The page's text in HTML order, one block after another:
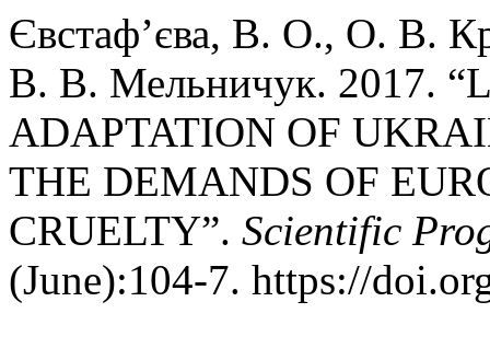
Євстаф’єва, В. О., О. В.
В. В. Мельничук. 2017.
ADAPTATION OF
THE DEMANDS OF
CRUELTY”. Scientific
(June):104-7. https://